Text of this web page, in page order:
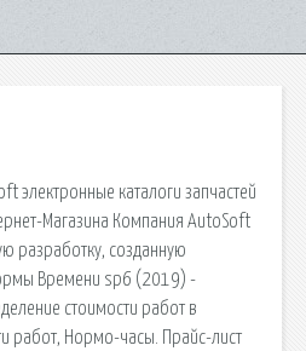
электронные каталоги запчастей
Магазина Компания AutoSoft
разработку, созданную
Времени sp6 (2019) -
стоимости работ в
работ, Нормо-часы. Прайс-лист